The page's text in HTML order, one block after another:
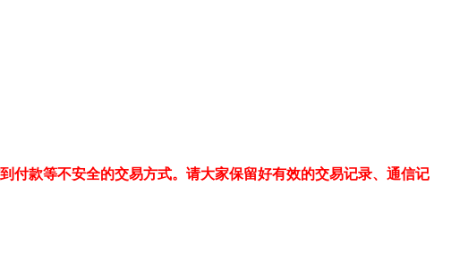
付款等不安全的交易方式。请大家保留好有效的交易记录、通信记